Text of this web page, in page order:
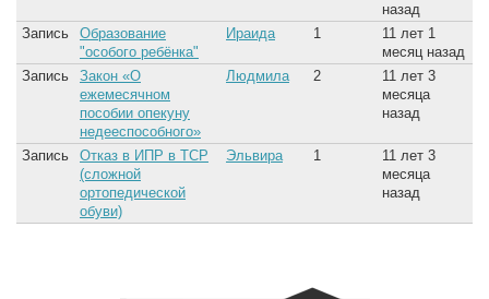
назад
Запись
Образование
"особого ребёнка"
Ираида 1
11 лет 1
месяц назад
Запись
Закон «О
ежемесячном
пособии опекуну
недееспособного»
Людмила 2
11 лет 3
месяца
назад
Запись
Отказ в ИПР в ТСР
(сложной
ортопедической
обуви)
Эльвира 1
11 лет 3
месяца
назад